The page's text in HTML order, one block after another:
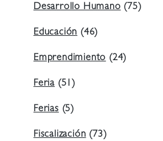
Desarrollo Humano (75)
Educación (46)
Emprendimiento (24)
Feria (51)
Ferias (5)
Fiscalización (73)